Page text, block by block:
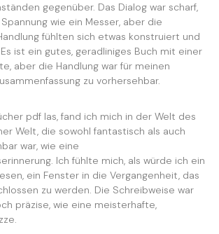
gegenüber. Das Dialog war scharf,
wie ein Messer, aber die
fühlten sich etwas konstruiert und
ist ein gutes, geradliniges Buch mit einer
aber die Handlung war für meinen
zu vorhersehbar.
pdf las, fand ich mich in der Welt des
Welt, die sowohl fantastisch als auch
war, wie eine
Ich fühlte mich, als würde ich ein
ein Fenster in die Vergangenheit, das
zu werden. Die Schreibweise war
präzise, wie eine meisterhafte,